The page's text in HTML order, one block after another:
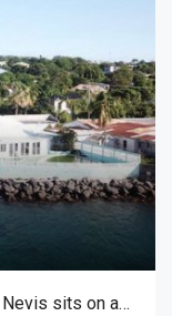
The Pinneys Beach Hotel and Resort Nevis sits on a 4 mile long beach